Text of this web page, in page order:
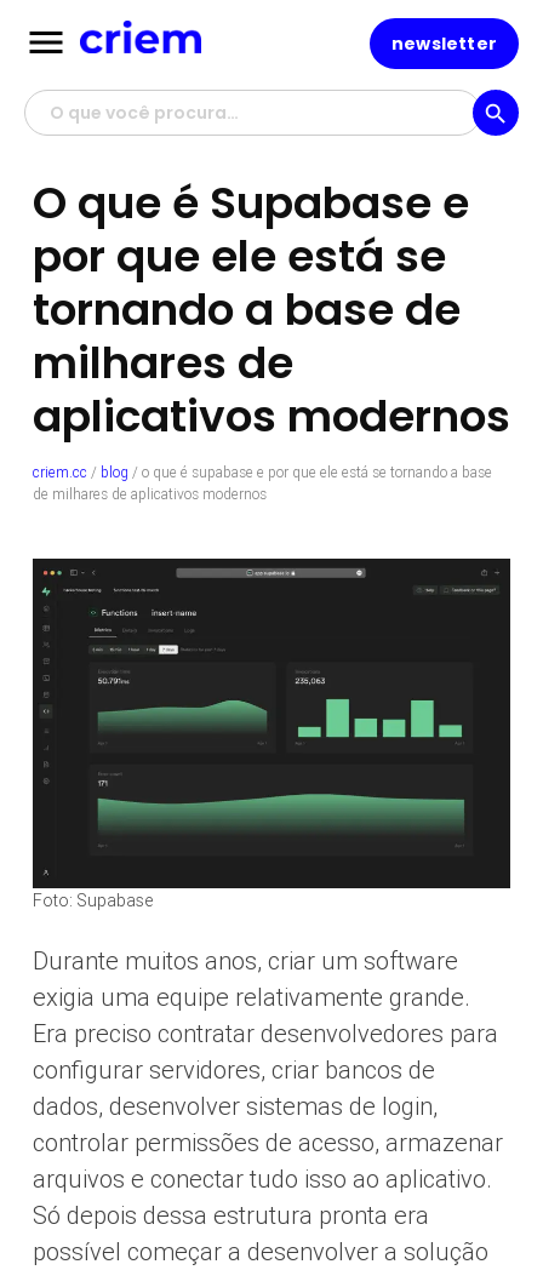
newsletter
search
menu
O que é Supabase e
por que ele está se
tornando a base de
milhares de
aplicativos modernos
criem.cc / blog / o que é supabase e por que ele está se tornando a base
de milhares de aplicativos modernos
Foto: Supabase
Durante muitos anos, criar um software
exigia uma equipe relativamente grande.
Era preciso contratar desenvolvedores para
configurar servidores, criar bancos de
dados, desenvolver sistemas de login,
controlar permissões de acesso, armazenar
arquivos e conectar tudo isso ao aplicativo.
Só depois dessa estrutura pronta era
possível começar a desenvolver a solução